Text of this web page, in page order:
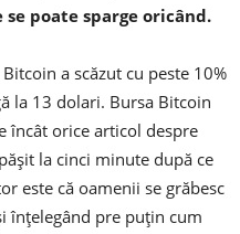
poate sparge oricând.
a scăzut cu peste 10%
la 13 dolari. Bursa Bitcoin
încât orice articol despre
la cinci minute după ce
este că oamenii se grăbesc
înțelegând pre puțin cum